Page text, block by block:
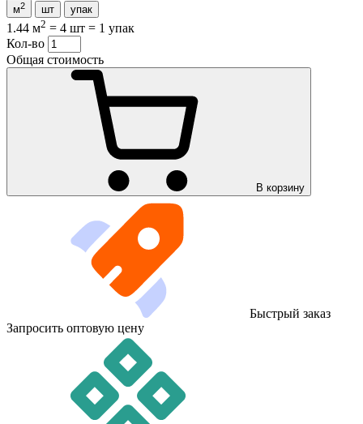
м2 шт упак
1.44 м2 = 4 шт = 1 упак
Кол-во
Общая стоимость
В корзину
Быстрый заказ
Запросить оптовую цену